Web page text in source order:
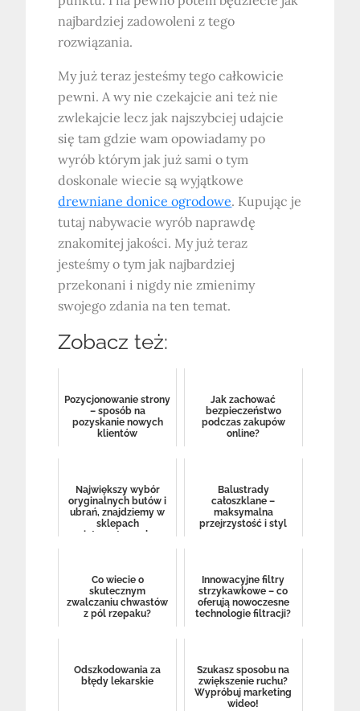
najbardziej zadowoleni z tego
rozwiązania.
My już teraz jesteśmy tego całkowicie
pewni. A wy nie czekajcie ani też nie
zwlekajcie lecz jak najszybciej udajcie
się tam gdzie wam opowiadamy po
wyrób którym jak już sami o tym
doskonale wiecie są wyjątkowe
drewniane donice ogrodowe. Kupując je
tutaj nabywacie wyrób naprawdę
znakomitej jakości. My już teraz
jesteśmy o tym jak najbardziej
przekonani i nigdy nie zmienimy
swojego zdania na ten temat.
Zobacz też:
Pozycjonowanie strony
– sposób na
pozyskanie nowych
klientów
Jak zachować
bezpieczeństwo
podczas zakupów
online?
Największy wybór
oryginalnych butów i
ubrań, znajdziemy w
sklepach
internetowych
Balustrady
całoszklane –
maksymalna
przejrzystość i styl
Co wiecie o
skutecznym
zwalczaniu chwastów
z pól rzepaku?
Innowacyjne filtry
strzykawkowe – co
oferują nowoczesne
technologie filtracji?
Odszkodowania za
błędy lekarskie
Szukasz sposobu na
zwiększenie ruchu?
Wypróbuj marketing
wideo!